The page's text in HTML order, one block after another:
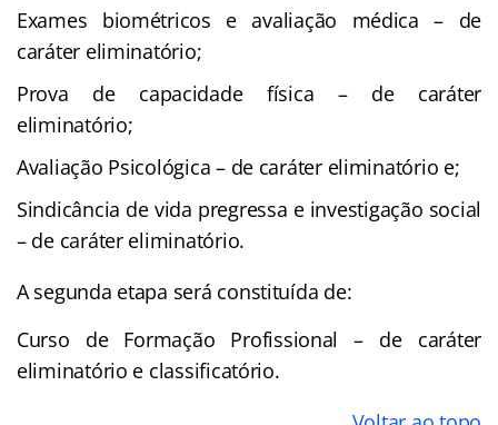
Exames biométricos e avaliação médica – de
caráter eliminatório;
Prova de capacidade física – de caráter
eliminatório;
Avaliação Psicológica – de caráter eliminatório e;
Sindicância de vida pregressa e investigação social
– de caráter eliminatório.
A segunda etapa será constituída de:
Curso de Formação Profissional – de caráter
eliminatório e classificatório.